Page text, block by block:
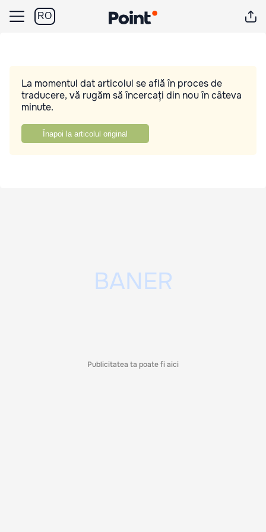
RO
La momentul dat articolul se află în proces de
traducere, vă rugăm să încercați din nou în câteva
minute.
Înapoi la articolul original
Publicitatea ta poate fi aici